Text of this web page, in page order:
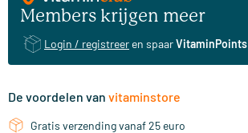
Members krijgen meer
Login / registreer en spaarVitaminPoints
De voordelen van vitaminstore
Gratis verzending vanaf 25 euro